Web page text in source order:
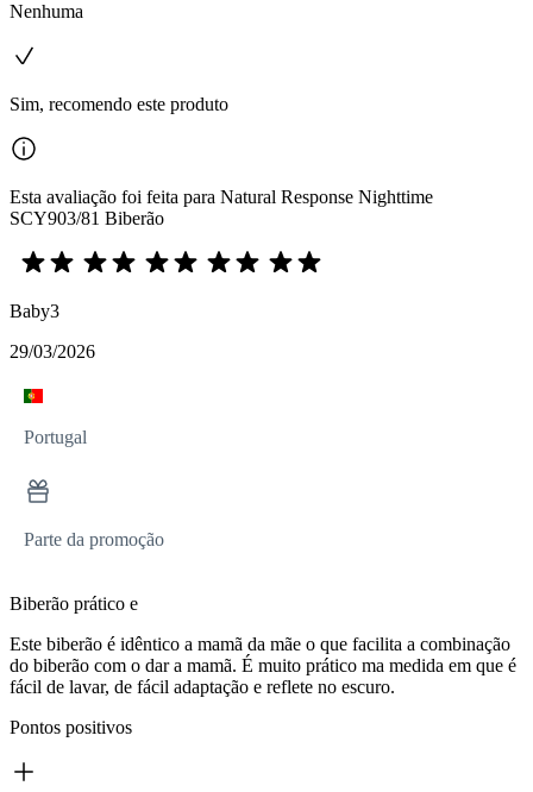
Nenhuma
Sim, recomendo este produto
Esta avaliação foi feita para Natural Response Nighttime
SCY903/81 Biberão
Baby3
29/03/2026
Portugal
Parte da promoção
Biberão prático e
Este biberão é idêntico a mamã da mãe o que facilita a combinação
do biberão com o dar a mamã. É muito prático ma medida em que é
fácil de lavar, de fácil adaptação e reflete no escuro.
Pontos positivos